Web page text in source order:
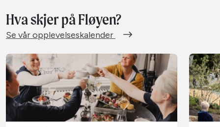
Hva skjer på Fløyen?
Se vår opplevelseskalender